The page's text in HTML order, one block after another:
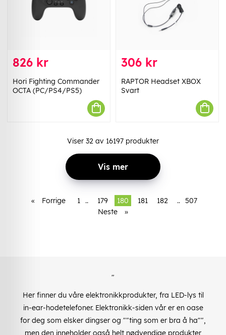
826 kr
Hori Fighting Commander
OCTA (PC/PS4/PS5)
306 kr
RAPTOR Headset XBOX
Svart
Viser 32 av 16197 produkter
Vis mer
« Forrige 1 .. 179 180 181 182 .. 507
Neste
»
"
Her finner du våre elektronikkprodukter, fra LED-lys til
in-ear-hodetelefoner. Elektronikk-siden vår er en oase
for deg som elsker dingser og ""ting som er bra å ha"",
men den inneholder også helt nødvendige produkter